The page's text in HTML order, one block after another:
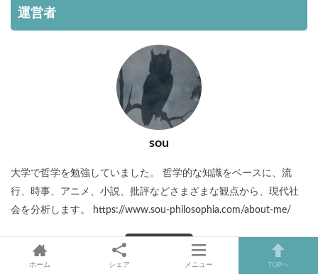
運営者
sou
大学で哲学を勉強していました。 哲学的な知識をベースに、流
行、時事、アニメ、小説、批評などさまざまな観点から、現代社
会を分析します。 https://www.sou-philosophia.com/about-me/
ホーム シェア メニュー TOPへ